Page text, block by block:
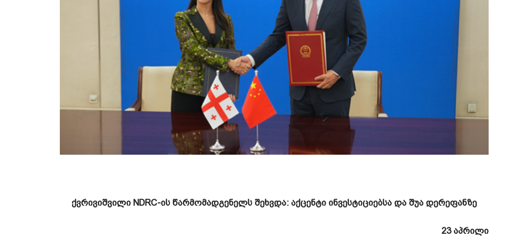
ქვრივიშვილი NDRC-ის წარმომადგენელს შეხვდა: აქცენტი ინვესტიციებსა და შუა დერეფანზე
23აპრილი